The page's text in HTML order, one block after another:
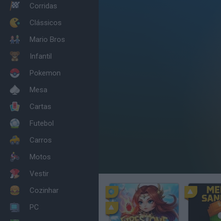
Corridas
Clássicos
Mario Bros
Infantil
Pokemon
Mesa
Cartas
Futebol
Carros
Motos
Vestir
Cozinhar
PC